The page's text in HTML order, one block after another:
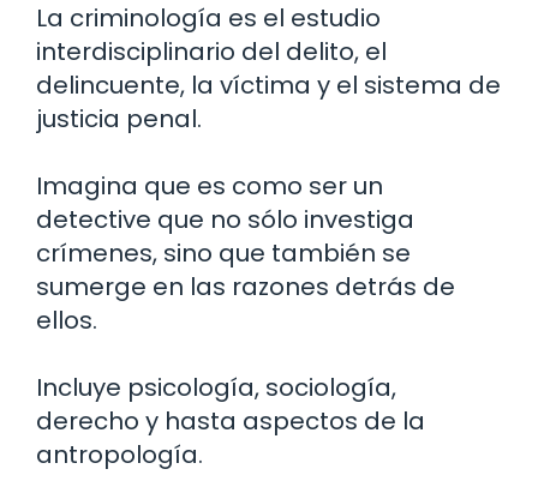
La criminología es el estudio
interdisciplinario del delito, el
delincuente, la víctima y el sistema de
justicia penal.
Imagina que es como ser un
detective que no sólo investiga
crímenes, sino que también se
sumerge en las razones detrás de
ellos.
Incluye psicología, sociología,
derecho y hasta aspectos de la
antropología.